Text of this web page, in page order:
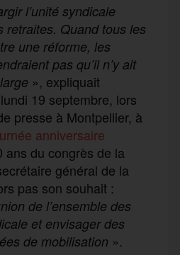
l’unité syndicale
retraites. Quand tous les
une réforme, les
pas qu’il n’y ait
», expliquait
19 septembre, lors
presse à Montpellier, à
anniversaire
ans du congrès de la
général de la
pas son souhait :
de l’ensemble des
et envisager des
de mobilisation ».